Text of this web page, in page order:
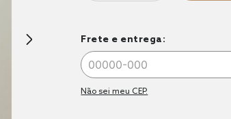
Frete e entrega:
Não sei meu CEP.